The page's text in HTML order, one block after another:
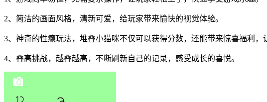
2、简洁的画面风格，清新可爱，给玩家带来愉快的视觉体验。
3、神奇的性瘾玩法，堆叠小猫咪不仅可以获得分数，还能带来惊喜福利，
4、叠高挑战，越叠越高，不断刷新自己的记录，感受成长的喜悦。